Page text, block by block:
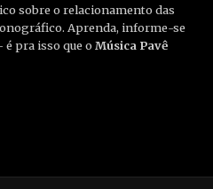
sobre o relacionamento das
Aprenda, informe-se
pra isso que oMúsica Pavê